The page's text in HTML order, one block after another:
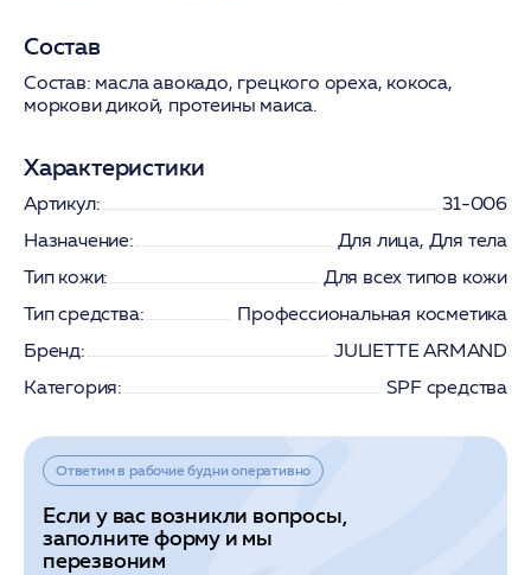
Состав
Состав: масла авокадо, грецкого ореха, кокоса,
моркови дикой, протеины маиса.
Характеристики
Артикул:
31-006
Назначение:
Для лица, Для тела
Тип кожи:
Для всех типов кожи
Тип средства:
Профессиональная косметика
Бренд:
JULIETTE ARMAND
Категория:
SPF средства
Ответим в рабочие будни оперативно
Если у вас возникли вопросы,
заполните форму и мы
перезвоним